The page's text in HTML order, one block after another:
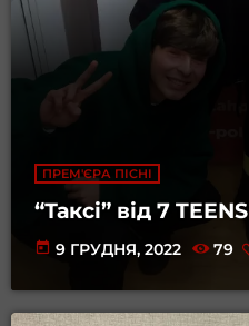
ПРЕМ'ЄРА ПІСНІ
“Таксі” від 7 TEENS
today 9 ГРУДНЯ, 2022 79